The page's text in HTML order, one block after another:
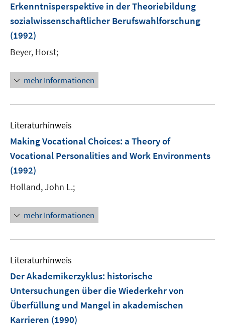
Erkenntnisperspektive in der Theoriebildung
sozialwissenschaftlicher Berufswahlforschung
(1992)
Beyer, Horst;
mehr Informationen
Literaturhinweis
Making Vocational Choices: a Theory of
Vocational Personalities and Work Environments
(1992)
Holland, John L.;
mehr Informationen
Literaturhinweis
Der Akademikerzyklus: historische
Untersuchungen über die Wiederkehr von
Überfüllung und Mangel in akademischen
Karrieren (1990)